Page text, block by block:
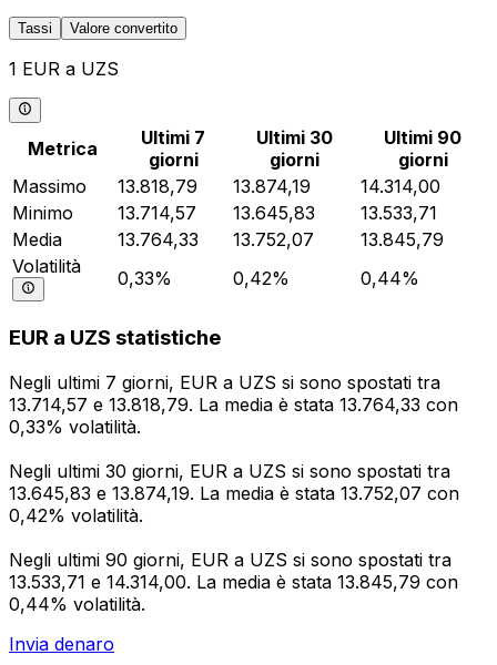
Tassi Valore convertito
1 EUR a UZS
Metrica
Ultimi 7
giorni
Ultimi 30
giorni
Ultimi 90
giorni
Massimo
13.818,79 13.874,19
14.314,00
Minimo
13.714,57 13.645,83
13.533,71
Media
13.764,33 13.752,07
13.845,79
Volatilità
0,33% 0,42% 0,44%
EUR a UZS statistiche
Negli ultimi 7 giorni, EUR a UZS si sono spostati tra
13.714,57 e 13.818,79. La media è stata 13.764,33 con
0,33% volatilità.
Negli ultimi 30 giorni, EUR a UZS si sono spostati tra
13.645,83 e 13.874,19. La media è stata 13.752,07 con
0,42% volatilità.
Negli ultimi 90 giorni, EUR a UZS si sono spostati tra
13.533,71 e 14.314,00. La media è stata 13.845,79 con
0,44% volatilità.
Invia denaro